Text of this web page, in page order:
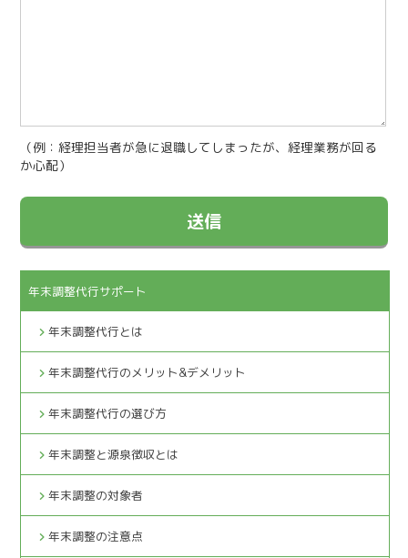
（例：経理担当者が急に退職してしまったが、経理業務が回る
か心配）
年末調整代行サポート
年末調整代行とは
年末調整代行のメリット&デメリット
年末調整代行の選び方
年末調整と源泉徴収とは
年末調整の対象者
年末調整の注意点